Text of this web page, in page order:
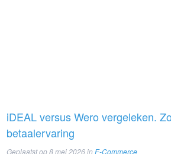
iDEAL versus Wero vergeleken.
betaalervaring
Geplaatst op8 mei 2026inE-Commerce